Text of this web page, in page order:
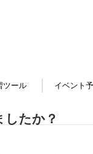
ツール イベント
したか？